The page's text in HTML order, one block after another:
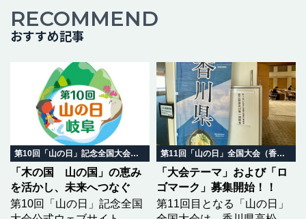
RECOMMEND
おすすめ記事
第10回「山の日」記念全国大会 岐阜in飛騨高山
「木の国 山の国」の恵み
を活かし、未来へつなぐ
第10回「山の日」記念全国
第11回「山の日」全国大会（香川県）
「大会テーマ」および「ロ
ゴマーク」募集開始！！
第11回目となる「山の日」